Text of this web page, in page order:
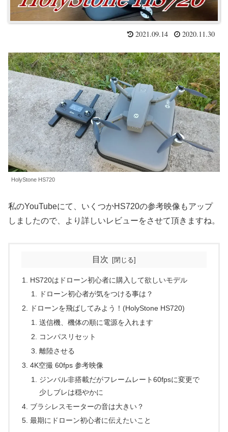
2021.09.14 2020.11.30
HolyStone HS720
私のYouTubeにて、いくつかHS720の参考映像もアップ
しましたので、より詳しいレビューをさせて頂きますね。
目次
HS720はドローン初心者に購入して欲しいモデル
ドローン初心者が気をつける事は？
ドローンを飛ばしてみよう！(HolyStone HS720)
送信機、機体の順に電源を入れます
コンパスリセット
離陸させる
4K空撮 60fps 参考映像
ジンバル非搭載だがフレームレート60fpsに変更で
少しブレは穏やかに
ブラシレスモーターの音は大きい？
最期にドローン初心者に伝えたいこと